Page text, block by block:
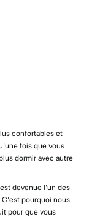
confortables et
fois que vous
dormir avec autre
devenue l'un des
pourquoi nous
pour que vous